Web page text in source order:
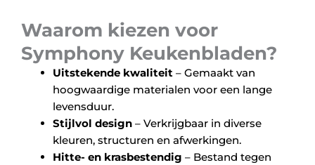
Waarom kiezen voor
Symphony Keukenbladen?
Uitstekende kwaliteit – Gemaakt van
hoogwaardige materialen voor een lange
levensduur.
Stijlvol design – Verkrijgbaar in diverse
kleuren, structuren en afwerkingen.
Hitte- en krasbestendig – Bestand tegen